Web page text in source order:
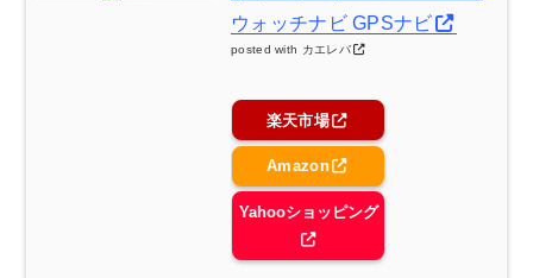
ウォッチナビ GPSナビ
posted with カエレバ
楽天市場
Amazon
Yahooショッピング